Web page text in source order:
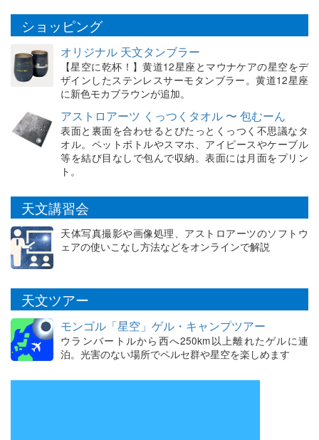
ショッピング
オリジナル 天文タンブラー
【星空に乾杯！】黄道12星座とマウナケアの星空をデ
ザインしたステンレスサーモタンブラー。黄道12星座
に新色モカブラウンが追加。
アストロアーツ くっつくタオル 〜 包むーん
表面と裏面を合わせるとぴたっとくっつく不思議なタ
オル。ペットボトルやスマホ、アイピースやケーブル
等を結び目なしで包んで収納。表面には月面をプリン
ト。
天文講習会
天体写真撮影や画像処理、アストロアーツのソフトウ
ェアの使いこなし方法などをオンラインで解説
天文ツアー
モンゴル「星空」ゲル・キャンプツアー
ウランバートルから西へ250km以上離れたゲルに連
泊。光害のない場所でペルセ群や星空を楽しめます